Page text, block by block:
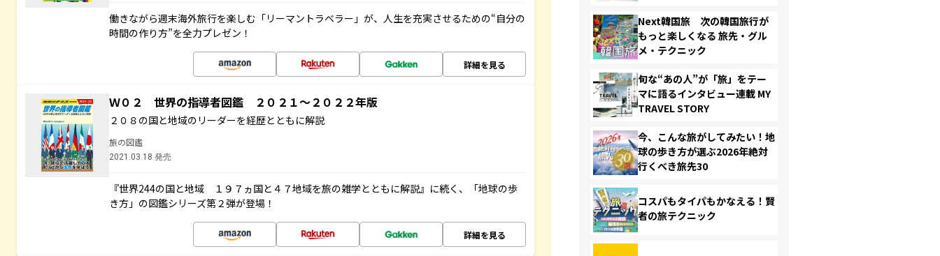
働きながら週末海外旅行を楽しむ「リーマントラベラー」が、人生を充実させるための“自分の
時間の作り方”を全力プレゼン！
詳細を見る
Ｗ０２ 世界の指導者図鑑 ２０２１～２０２２年版
２０８の国と地域のリーダーを経歴とともに解説
旅の図鑑
2021.03.18 発売
『世界244の国と地域 １９７ヵ国と４７地域を旅の雑学とともに解説』に続く、「地球の歩
き方」の図鑑シリーズ第２弾が登場！
詳細を見る
Next韓国旅 次の韓国旅行が
もっと楽しくなる 旅先・グル
メ・テクニック
旬な“あの人”が「旅」をテー
マに語るインタビュー連載 MY
TRAVEL STORY
今、こんな旅がしてみたい！地
球の歩き方が選ぶ2026年絶対
行くべき旅先30
コスパもタイパもかなえる！賢
者の旅テクニック